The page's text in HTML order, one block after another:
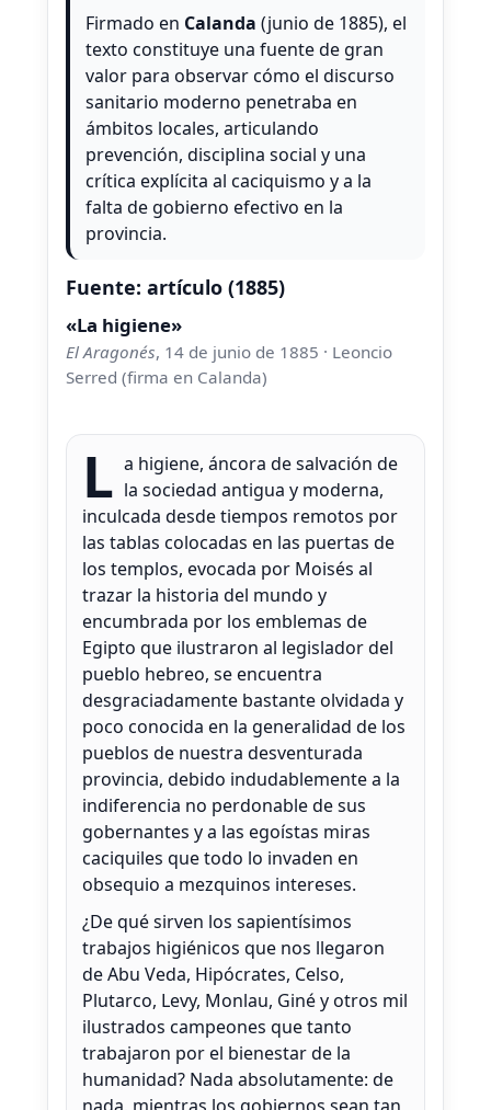
Firmado en Calanda (junio de 1885), el
texto constituye una fuente de gran
valor para observar cómo el discurso
sanitario moderno penetraba en
ámbitos locales, articulando
prevención, disciplina social y una
crítica explícita al caciquismo y a la
falta de gobierno efectivo en la
provincia.
Fuente: artículo (1885)
«La higiene»
El Aragonés, 14 de junio de 1885 · Leoncio
Serred (firma en Calanda)
L a higiene, áncora de salvación de
la sociedad antigua y moderna,
inculcada desde tiempos remotos por
las tablas colocadas en las puertas de
los templos, evocada por Moisés al
trazar la historia del mundo y
encumbrada por los emblemas de
Egipto que ilustraron al legislador del
pueblo hebreo, se encuentra
desgraciadamente bastante olvidada y
poco conocida en la generalidad de los
pueblos de nuestra desventurada
provincia, debido indudablemente a la
indiferencia no perdonable de sus
gobernantes y a las egoístas miras
caciquiles que todo lo invaden en
obsequio a mezquinos intereses.
¿De qué sirven los sapientísimos
trabajos higiénicos que nos llegaron
de Abu Veda, Hipócrates, Celso,
Plutarco, Levy, Monlau, Giné y otros mil
ilustrados campeones que tanto
trabajaron por el bienestar de la
humanidad? Nada absolutamente: de